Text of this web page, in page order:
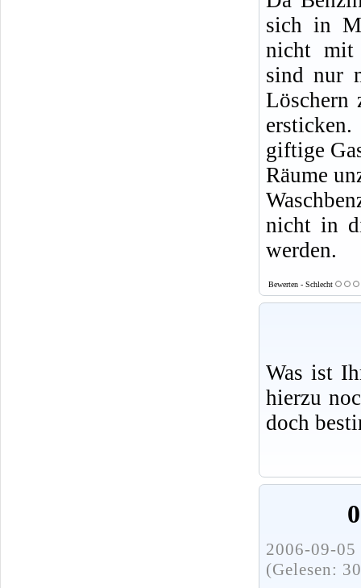
sich in
nicht mit
sind nur
Löschern
giftige
Räume
nicht in
werden.
Bewerten - Schlecht
Was ist
hierzu
doch
2006-09-
(Gelesen: